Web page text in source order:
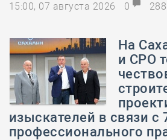
15:00, 07 августа 2026
0
На
и СРО
изыскателей в связи с
профессионального